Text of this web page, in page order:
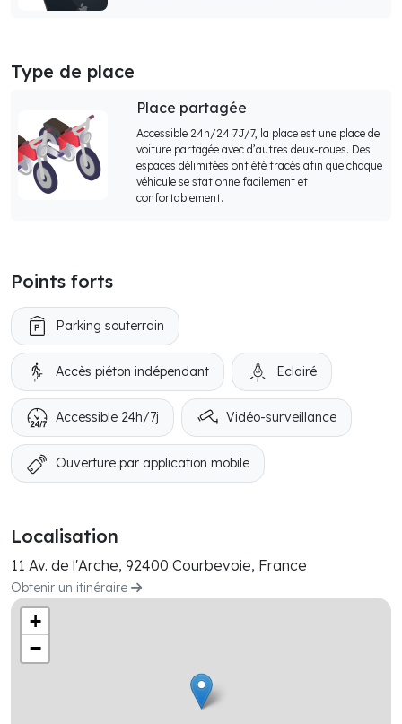
Type de place
Place partagée
Accessible 24h/24 7J/7, la place est une place de
voiture partagée avec d’autres deux-roues. Des
espaces délimitées ont été tracés afin que chaque
véhicule se stationne facilement et
confortablement.
Points forts
Parking souterrain
Accès piéton indépendant Eclairé
Accessible 24h/7j Vidéo-surveillance
Ouverture par application mobile
Localisation
11 Av. de l'Arche, 92400 Courbevoie, France
Obtenir un itinéraire
+
−